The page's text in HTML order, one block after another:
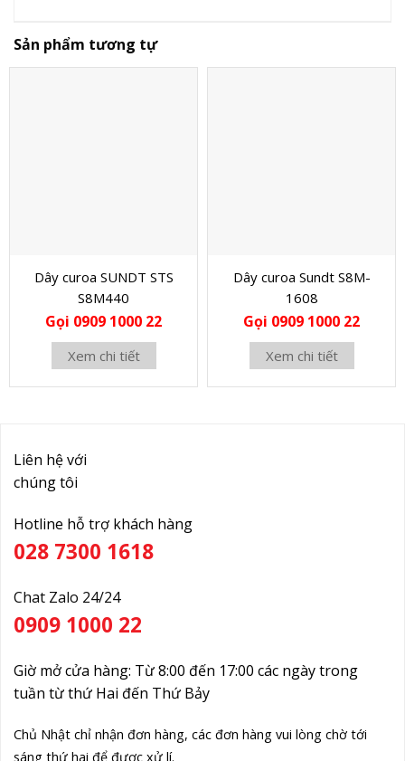
Sản phẩm tương tự
Dây curoa SUNDT STS
S8M440
Gọi 0909 1000 22
Xem chi tiết
Dây curoa Sundt S8M-
1608
Gọi 0909 1000 22
Xem chi tiết
Liên hệ với
chúng tôi
Hotline hỗ trợ khách hàng
028 7300 1618
Chat Zalo 24/24
0909 1000 22
Giờ mở cửa hàng: Từ 8:00 đến 17:00 các ngày trong
tuần từ thứ Hai đến Thứ Bảy
Chủ Nhật chỉ nhận đơn hàng, các đơn hàng vui lòng chờ tới
sáng thứ hai để được xử lí.